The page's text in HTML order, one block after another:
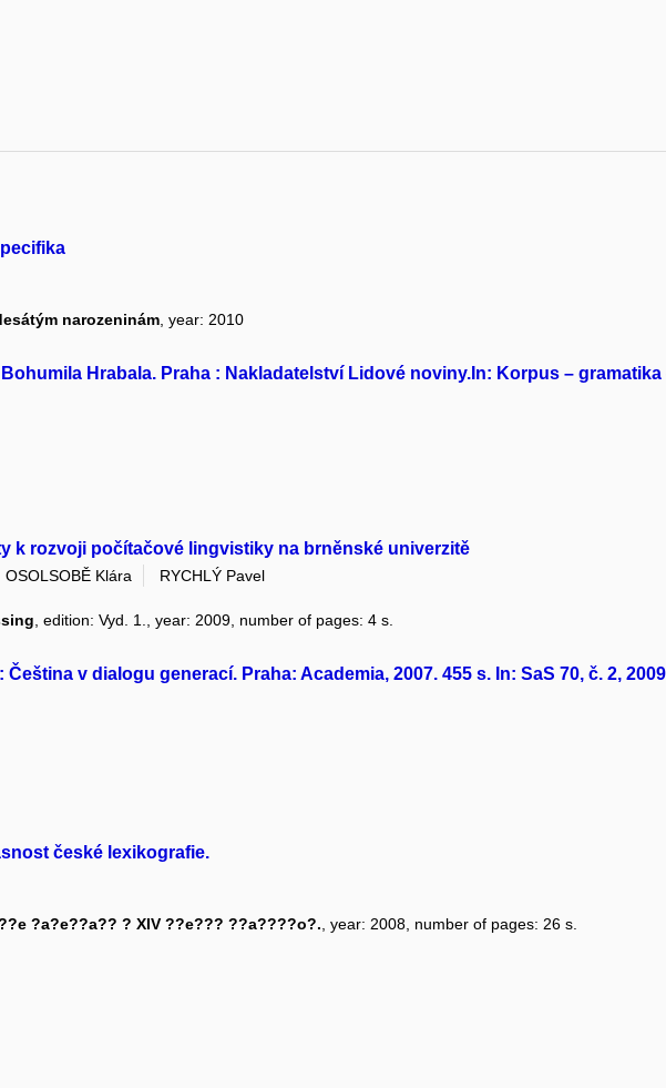
narozeninám, year: 2010
Hrabala. Praha : Nakladatelství Lidové noviny.In: Korpus –
k rozvoji počítačové lingvistiky na brněnské univerzitě
OSOLSOBĚ Klára
RYCHLÝ Pavel
, edition: Vyd. 1., year: 2009, number of pages: 4 s.
v dialogu generací. Praha: Academia, 2007. 455 s. In: SaS 70, č. 2,
české lexikografie.
?a?e??a?? ? XIV ??e??? ??a????o?. , year: 2008, number of pages: 26 s.